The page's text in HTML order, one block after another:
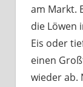
am Markt.
die Löwen
Eis oder
einen
wieder ab.